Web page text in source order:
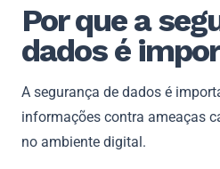
Por que a
dados é
A segurança de dados é
informações contra ameaças
no ambiente digital.